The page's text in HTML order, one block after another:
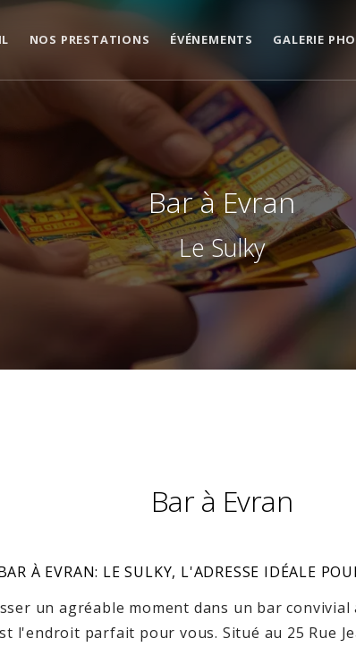
NOS PRESTATIONS ÉVÉNEMENTS GALERIE
Bar à Evran
Le Sulky
Bar à Evran
À EVRAN: LE SULKY, L'ADRESSE IDÉALE
un agréable moment dans un bar convivial
l'endroit parfait pour vous. Situé au 25 Rue